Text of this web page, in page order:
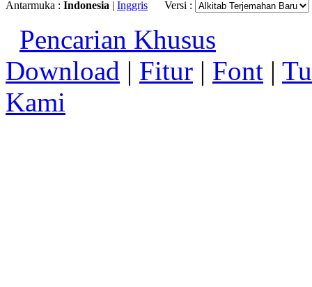
Antarmuka : Indonesia | Inggris Versi :
Pencarian Khusus
Download | Fitur | Font |
Kami